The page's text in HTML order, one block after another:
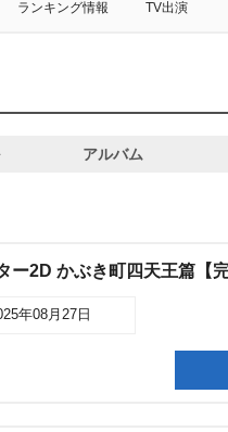
ランキング情報 TV出演
アルバム
ー2D かぶき町四天王篇【
年08月27日